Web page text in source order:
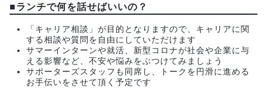
■ランチで何を話せばいいの？
「キャリア相談」が目的となりますので、キャリアに関
する相談や質問を自由にしていただけます
サマーインターンや就活、新型コロナが社会や企業に与
える影響など、不安や悩みをぶつけてみましょう
サポーターズスタッフも同席し、トークを円滑に進める
お手伝いをさせて頂く予定です